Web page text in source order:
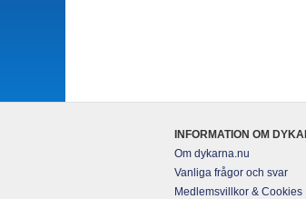
INFORMATION OM
Om dykarna.nu
Vanliga frågor och svar
Medlemsvillkor & Cookies